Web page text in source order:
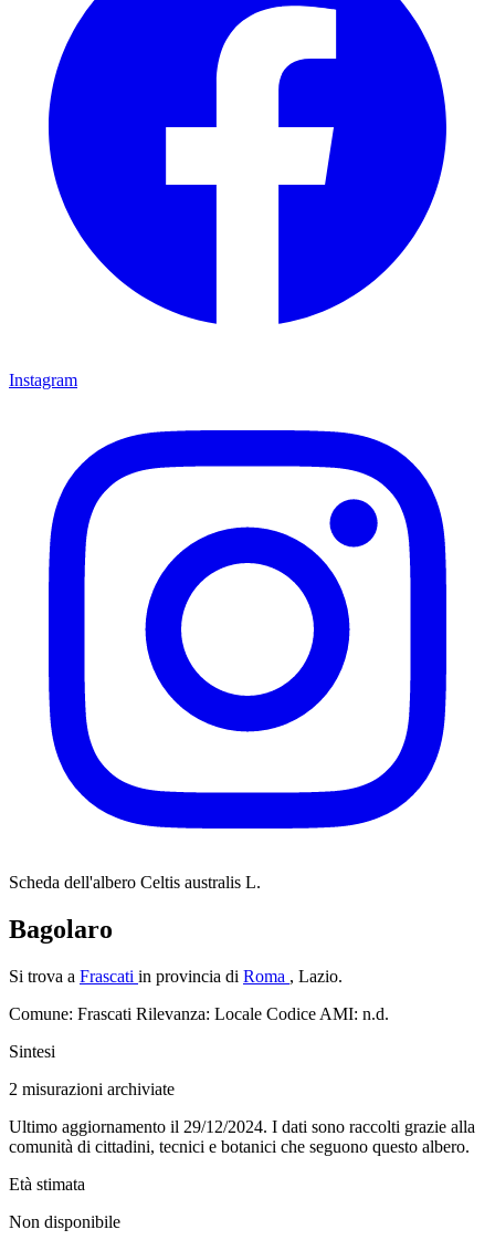
Instagram
Scheda dell'albero Celtis australis L.
Bagolaro
Si trova a Frascati in provincia di Roma , Lazio.
Comune: Frascati Rilevanza: Locale Codice AMI: n.d.
Sintesi
2 misurazioni archiviate
Ultimo aggiornamento il 29/12/2024. I dati sono raccolti grazie alla
comunità di cittadini, tecnici e botanici che seguono questo albero.
Età stimata
Non disponibile